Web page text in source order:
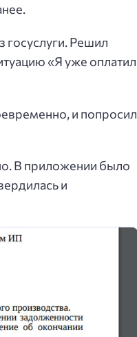
госуслуги. Решил
«Я уже оплатил
и попросил
В приложении было
и